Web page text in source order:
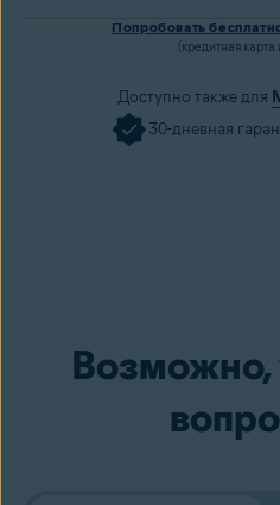
Попробовать
(кредитная карта
Доступно также для
30-дневная
Возможно,